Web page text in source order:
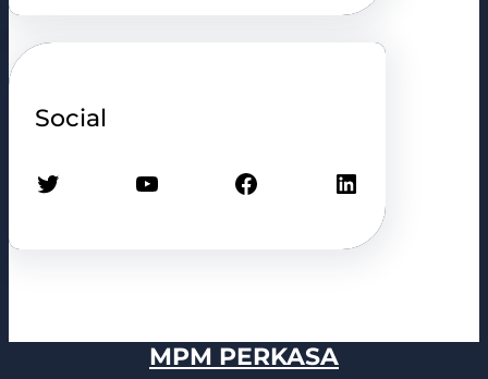
Social
Twitter YouTube Facebook LinkedIn
MPM PERKASA